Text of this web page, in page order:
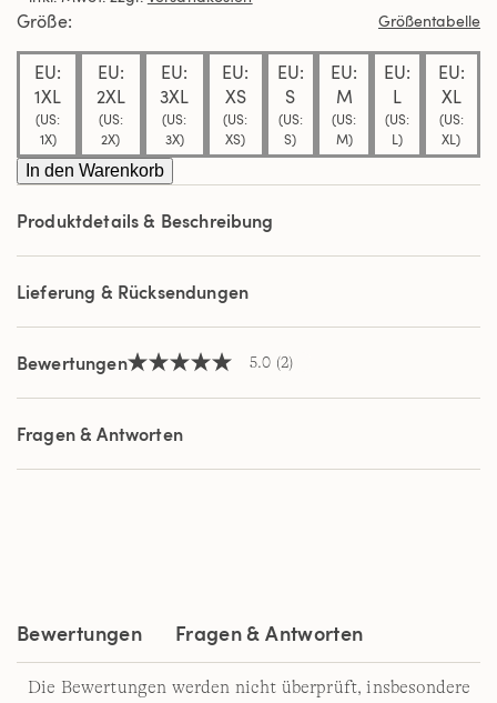
Durchschnittswert
Bewertung.
Read
Reviews.
Link
auf
derselben
Seite.
Größe Größentabelle
EU:
1XL
(US:
1X)
EU:
2XL
(US:
2X)
EU:
3XL
(US:
3X)
EU:
XS
(US:
XS)
EU:
S
(US:
S)
EU:
M
(US:
M)
EU:
L
(US:
L)
EU:
XL
(US:
XL)
In den Warenkorb
Produktdetails & Beschreibung
Lieferung & Rücksendungen
Bewertungen5.0
5
Sternen,
Durchschnittswert
Bewertung.
5.0 (2)
Fragen & Antworten
Bewertungen Fragen & Antworten
Die Bewertungen werden nicht überprüft, insbesondere